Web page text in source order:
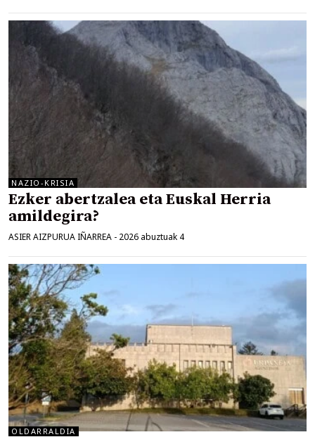
NAZIO-KRISIA
Ezker abertzalea eta Euskal Herria
amildegira?
ASIER AIZPURUA IÑARREA - 2026 abuztuak 4
OLDARRALDIA